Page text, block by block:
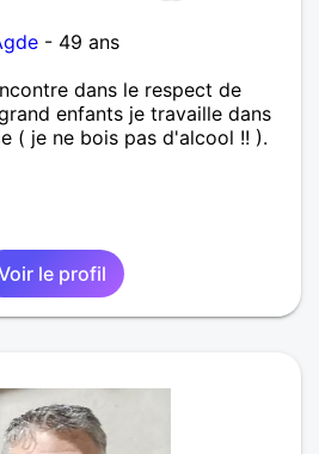
- 49 ans
dans le respect de
enfants je travaille dans
( je ne bois pas d'alcool !! ).
le profil